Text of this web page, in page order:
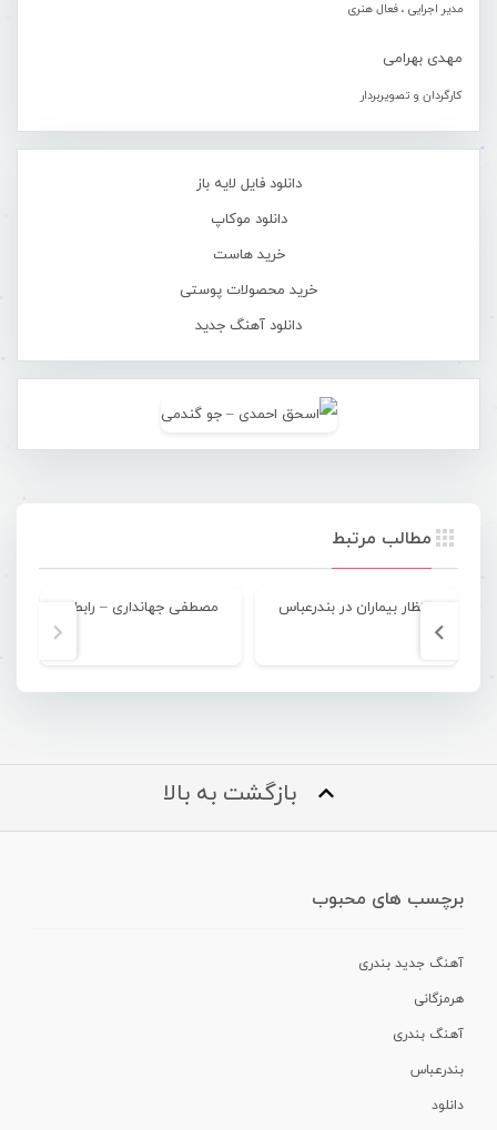
مدیر اجرایی ، فعال هنری
مهدی بهرامی
کارگردان و تصویربردار
دانلود فایل لایه باز
دانلود موکاپ
خرید هاست
خرید محصولات پوستی
دانلود آهنگ جدید
مطالب مرتبط
انتظار بیماران در بندرعباس مصطفی جهانداری – رابطه
بازگشت به بالا
برچسب های محبوب
آهنگ جدید بندری
هرمزگانی
آهنگ بندری
بندرعباس
دانلود